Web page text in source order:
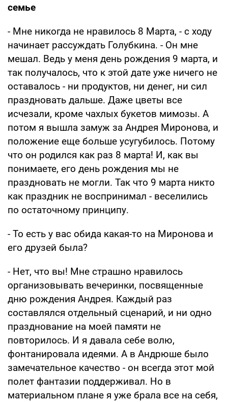
семье
- Мне никогда не нравилось 8 Марта, - с ходу
начинает рассуждать Голубкина. - Он мне
мешал. Ведь у меня день рождения 9 марта, и
так получалось, что к этой дате уже ничего не
оставалось - ни продуктов, ни денег, ни сил
праздновать дальше. Даже цветы все
исчезали, кроме чахлых букетов мимозы. А
потом я вышла замуж за Андрея Миронова, и
положение еще больше усугубилось. Потому
что он родился как раз 8 марта! И, как вы
понимаете, его день рождения мы не
праздновать не могли. Так что 9 марта никто
как праздник не воспринимал - веселились
по остаточному принципу.
- То есть у вас обида какая-то на Миронова и
его друзей была?
- Нет, что вы! Мне страшно нравилось
организовывать вечеринки, посвященные
дню рождения Андрея. Каждый раз
составлялся отдельный сценарий, и ни одно
празднование на моей памяти не
повторилось. И я давала себе волю,
фонтанировала идеями. А в Андрюше было
замечательное качество - он всегда этот мой
полет фантазии поддерживал. Но в
материальном плане я уже брала все на себя,